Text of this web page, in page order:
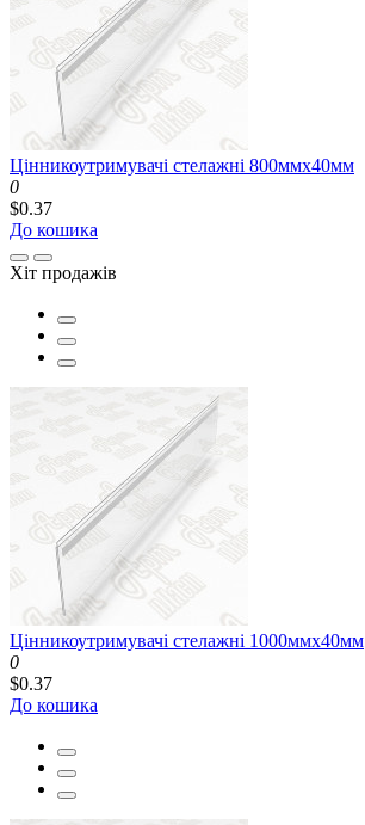
Цінникоутримувачі стелажні 800ммх40мм
0
$0.37
До кошика
Хіт продажів
Цінникоутримувачі стелажні 1000ммх40мм
0
$0.37
До кошика